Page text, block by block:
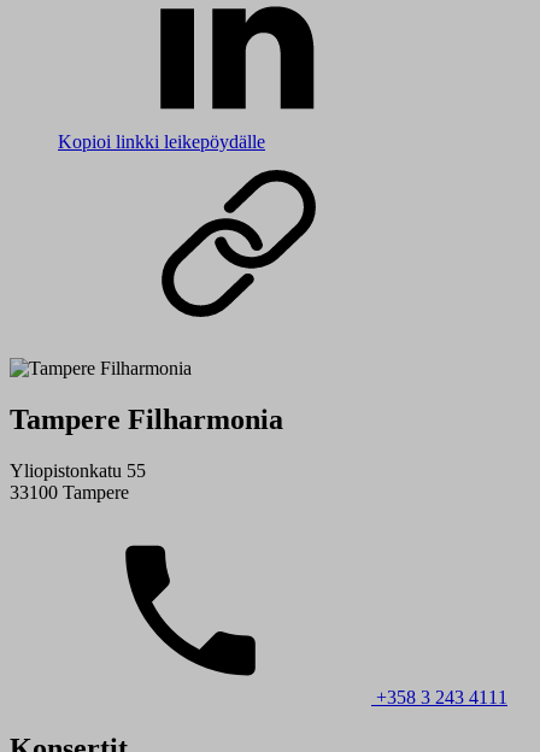
Kopioi linkki leikepöydälle
Tampere Filharmonia
Yliopistonkatu 55
33100 Tampere
+358 3 243 4111